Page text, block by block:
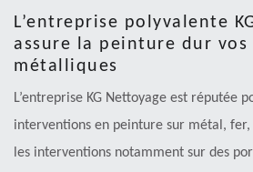
L’entreprise polyvalente
assure la peinture dur
métalliques
L’entreprise KG Nettoyage est réputée
interventions en peinture sur métal,
les interventions notamment sur des